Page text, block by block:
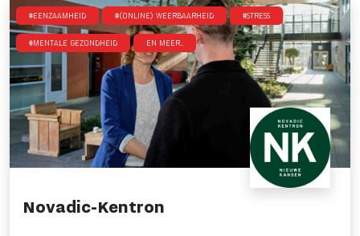
#Eenzaamheid #(online) weerbaarheid #Stress
#Mentale gezondheid en meer..
Novadic-Kentron